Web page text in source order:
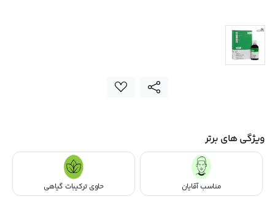
ویژگی های برتر
مناسب آقایان حاوی ترکیبات گیاهی